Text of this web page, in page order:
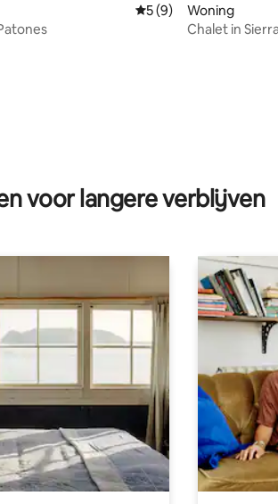
4,85 op 5, 54 recensies
Gemiddelde
5 (9)
Woning
Chalet in
voor langere verblijven